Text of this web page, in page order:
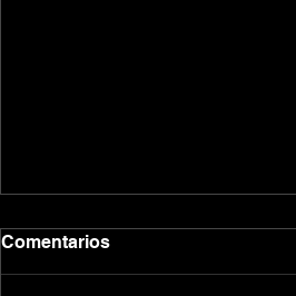
Comentarios